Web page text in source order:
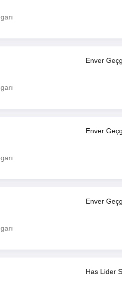
Enver
Enver
Enver
Has Lider